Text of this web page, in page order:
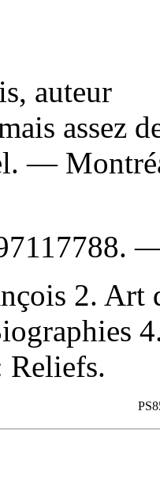
auteur
assez
—
.
2.